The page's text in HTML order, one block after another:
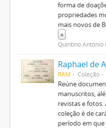
forma de
propriedades
mais novos de
»
Quintino Antônio
Raphael de
RAM Coleção
Reúne
manuscritos,
revistas e
coleção é de
período em que